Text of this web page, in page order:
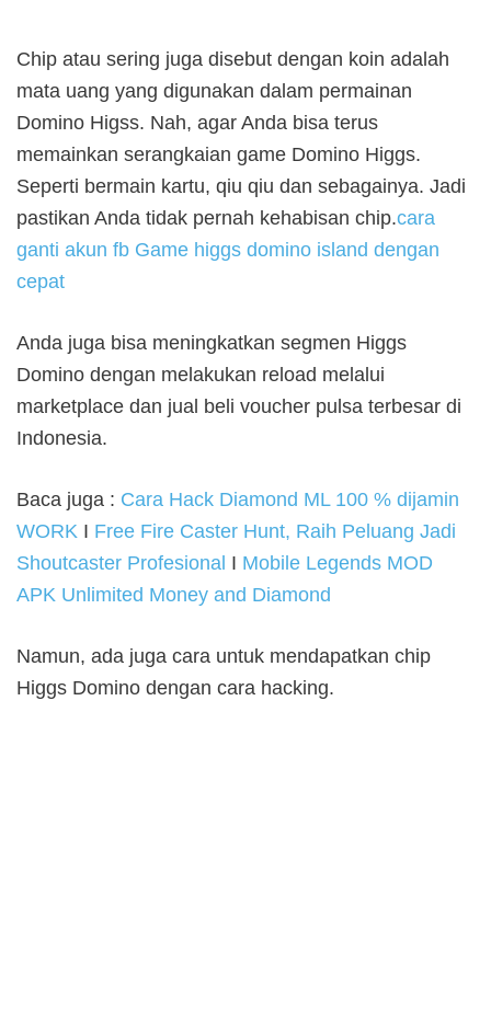
Chip atau sering juga disebut dengan koin adalah
mata uang yang digunakan dalam permainan
Domino Higss. Nah, agar Anda bisa terus
memainkan serangkaian game Domino Higgs.
Seperti bermain kartu, qiu qiu dan sebagainya. Jadi
pastikan Anda tidak pernah kehabisan chip.cara
ganti akun fb Game higgs domino island dengan
cepat
Anda juga bisa meningkatkan segmen Higgs
Domino dengan melakukan reload melalui
marketplace dan jual beli voucher pulsa terbesar di
Indonesia.
Baca juga : Cara Hack Diamond ML 100 % dijamin
WORK I Free Fire Caster Hunt, Raih Peluang Jadi
Shoutcaster Profesional I Mobile Legends MOD
APK Unlimited Money and Diamond
Namun, ada juga cara untuk mendapatkan chip
Higgs Domino dengan cara hacking.